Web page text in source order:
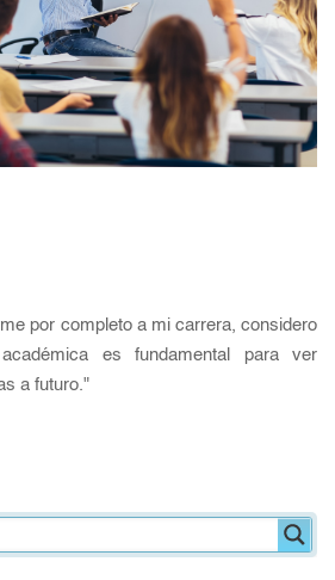
por completo a mi carrera, considero
es fundamental para ver
a futuro."